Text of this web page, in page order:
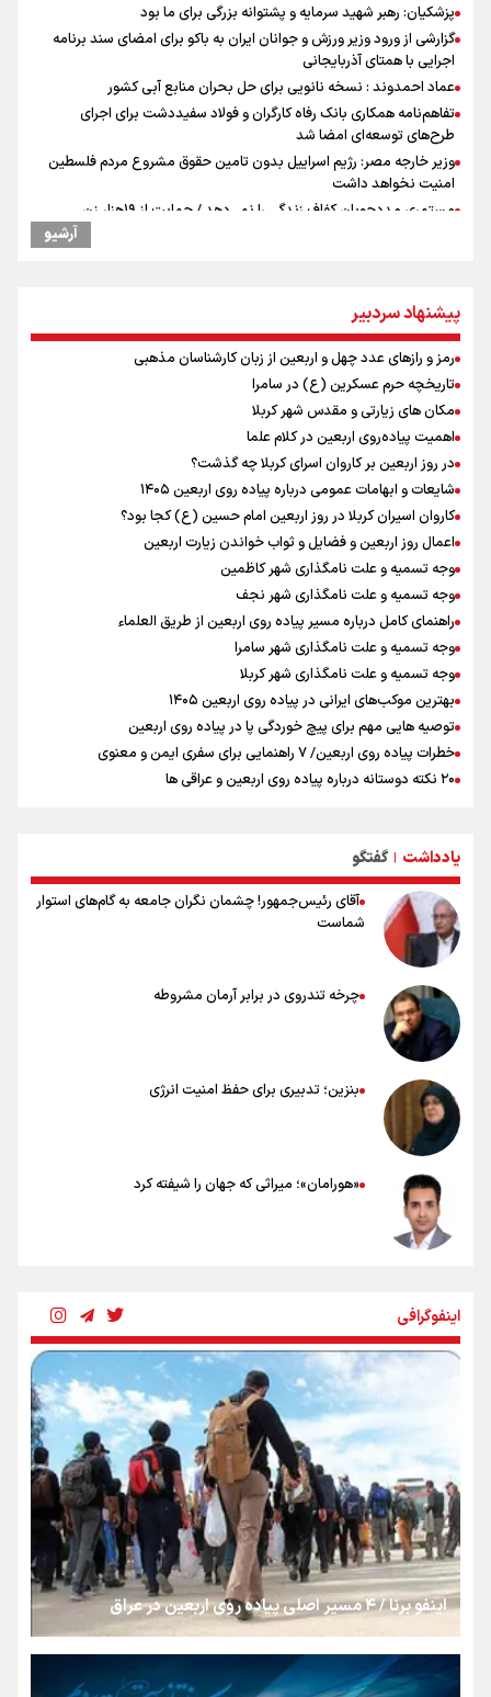
پزشکیان: رهبر شهید سرمایه و پشتوانه بزرگی برای ما بود
گزارشی از ورود وزیر ورزش و جوانان ایران به باکو برای امضای سند برنامه
اجرایی با همتای آذربایجانی
عماد احمدوند : نسخه نانویی برای حل بحران منابع آبی کشور
تفاهم‌نامه همکاری بانک رفاه کارگران و فولاد سفیددشت برای اجرای
طرح‌های توسعه‌ای امضا شد
وزیر خارجه مصر: رژیم اسراییل بدون تامین حقوق مشروع مردم فلسطین
امنیت نخواهد داشت
مستمری مددجویان کفاف زندگی را نمی‌دهد / حمایت از ۱۹هزار زن‌
ازهوش مصنوعی تا طلای مجازی/ شجیع: با نگاه بدبینانه هم نتایج هانگژو
را در ناگویا تکرار می‌کنیم+ فیلم
امیررضا غلامی، ملی پوش تکواندو : تمرکزم روی مسابقات پاکستان است نه
بازی های آسیایی
ارتش در آمادگی کامل قرار دارد/ توان رزم ارتش بی وقفه در حال ارتقا است
ونس: ایرانی‌ها مذاکره‌کنندگان سرسختی هستند
رادین زینالی، ملی پوش تکواندو : قدم به قدم تلاش می کنم تا به طلای
المپیک برسم
شنیده شدن صدای ۲ انفجار در یک نفتکش در حال عبور از تنگه هرمز
اردوی تیم ملی تکواندو
جابجایی مرکز ثقل اقتصاد جهان انجام شد/ فرصت طلایی برای اقتصاد
ایران +نمودار
آرشیو
پیشنهاد سردبیر
رمز و رازهای عدد چهل و اربعین از زبان کارشناسان مذهبی
تاریخچه حرم عسکرین (ع) در سامرا
مکان های زیارتی و مقدس شهر کربلا
اهمیت پیاده‌روی اربعین در کلام علما
در روز اربعین بر کاروان اسرای کربلا چه گذشت؟
شایعات و ابهامات عمومی درباره پیاده روی اربعین ۱۴۰۵
کاروان اسیران کربلا در روز اربعین امام حسین (ع) کجا بود؟
اعمال روز اربعین و فضایل و ثواب خواندن زیارت اربعین
وجه تسمیه و علت نامگذاری شهر کاظمین
وجه تسمیه و علت نامگذاری شهر نجف
راهنمای کامل درباره مسیر پیاده روی اربعین از طریق العلماء
وجه تسمیه و علت نامگذاری شهر سامرا
وجه تسمیه و علت نامگذاری شهر کربلا
بهترین موکب‌های ایرانی در پیاده روی اربعین ۱۴۰۵
توصیه هایی مهم برای پیچ خوردگی پا در پیاده روی اربعین
خطرات پیاده روی اربعین/ ۷ راهنمایی برای سفری ایمن و معنوی
۲۰ نکته دوستانه درباره پیاده روی اربعین و عراقی ها
توصیه های کاربردی برای زائران در پیاده روی اربعین
یادداشت | گفتگو
آقای رئیس‌جمهور! چشمان نگران جامعه به گام‌های استوار
شماست
چرخه تندروی در برابر آرمان مشروطه
بنزین؛ تدبیری برای حفظ امنیت انرژی
«هورامان»؛ میراثی که جهان را شیفته کرد
رسانه ملی و حق مردم برای شنیدن صدای رئیس‌جمهوری
روایت ایران از کنار مردم
از طلوع خیابان‌ها تا غروب اشک
جمله‌ای که بغض چهارماهه را شکست؛ «آهای مردم، آقا از
تهران رفتند»
اینفوگرافی
اینفو برنا / ۴ مسیر اصلی پیاده روی اربعین در عراق